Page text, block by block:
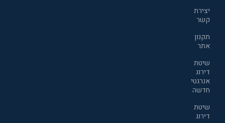
יצירת
קשר
תקנון
אתר
שיטת
דירוג
אנרגטי
חדשה
שיטת
דירוג